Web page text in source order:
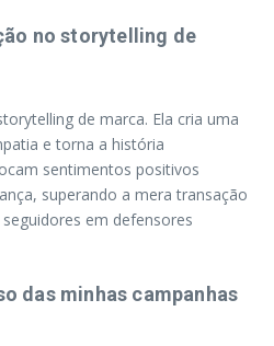
no storytelling de
de marca. Ela cria uma
e torna a história
sentimentos positivos
superando a mera transação
em defensores
das minhas campanhas